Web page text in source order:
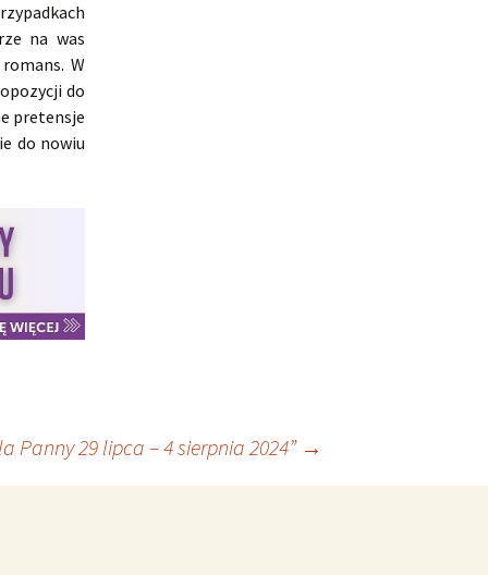
na was
W
do
pretensje
do nowiu
Panny 29 lipca – 4 sierpnia 2024” →